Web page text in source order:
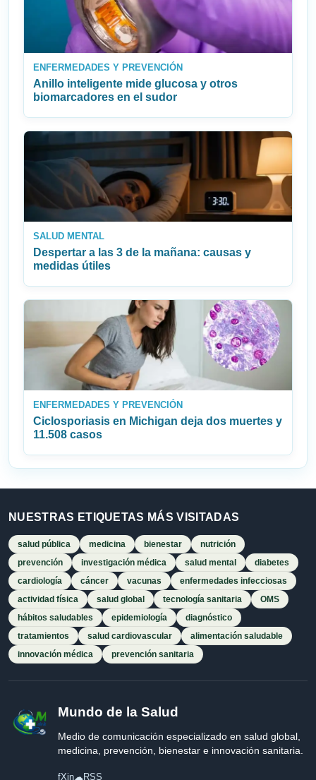
ENFERMEDADES Y PREVENCIÓN
Anillo inteligente mide glucosa y otros
biomarcadores en el sudor
SALUD MENTAL
Despertar a las 3 de la mañana: causas y
medidas útiles
ENFERMEDADES Y PREVENCIÓN
Ciclosporiasis en Michigan deja dos muertes y
11.508 casos
NUESTRAS ETIQUETAS MÁS VISITADAS
salud pública medicina bienestar
nutrición
prevención
investigación médica salud mental
diabetes
cardiología
cáncer vacunas
enfermedades infecciosas
actividad física
salud global tecnología sanitaria
OMS
hábitos saludables
epidemiología
diagnóstico
tratamientos
salud cardiovascular
alimentación saludable
innovación médica
prevención sanitaria
Mundo de la Salud
Medio de comunicación especializado en salud global,
medicina, prevención, bienestar e innovación sanitaria.
fXin☁RSS